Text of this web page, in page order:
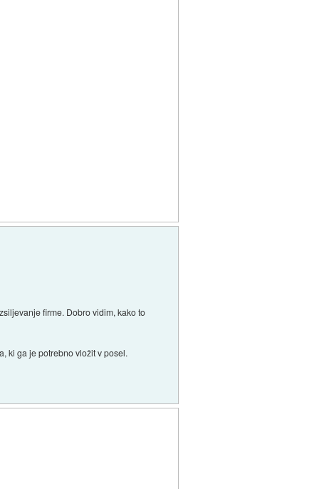
firme. Dobro vidim, kako to
ki ga je potrebno vložit v posel.